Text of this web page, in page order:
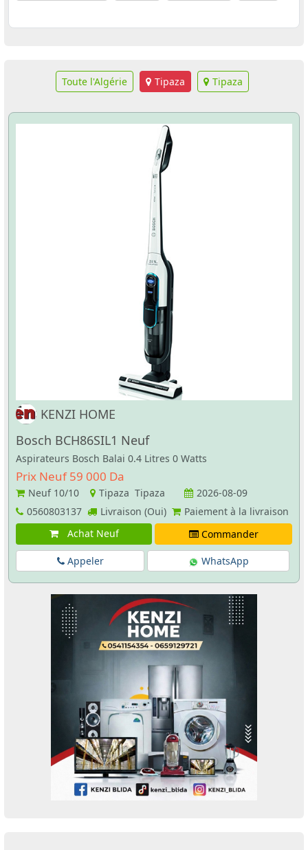
Toute l'Algérie Tipaza Tipaza
KENZI HOME
Bosch BCH86SIL1 Neuf
Aspirateurs Bosch Balai 0.4 Litres 0 Watts
Prix Neuf 59 000 Da
Neuf 10/10 Tipaza Tipaza
2026-08-09
0560803137
Livraison (Oui)
Paiement à la livraison
Achat Neuf
Commander
Appeler WhatsApp